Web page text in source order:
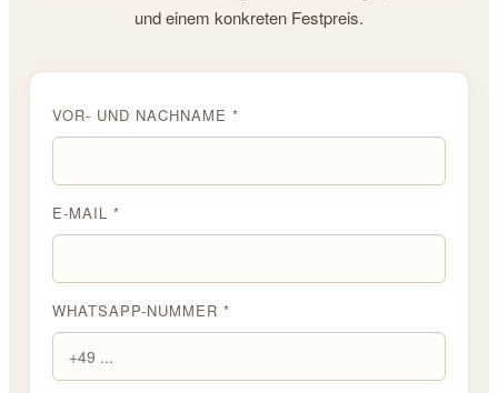
und einem konkreten Festpreis.
VOR- UND NACHNAME *
E-MAIL *
WHATSAPP-NUMMER *